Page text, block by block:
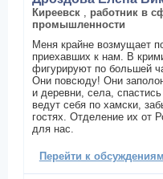
Киреевск
работник в
промышленности
Меня крайне возмущает
приехавших к нам. В
фигурируют по большей
Они повсюду! Они
и деревни, села,
ведут себя по хамски,
гостях. Отделение их от
для нас.
Перейти к